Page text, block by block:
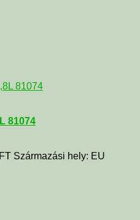
81074
Származási hely: EU